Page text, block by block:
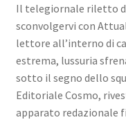
Il telegiornale riletto
sconvolgervi con
lettore all’interno di
estrema, lussuria
sotto il segno dello
Editoriale Cosmo,
apparato redazionale